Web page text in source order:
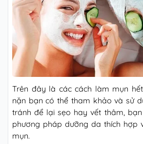
Trên đây là các cách làm mụn
nặn bạn có thể tham khảo và sử
tránh để lại sẹo hay vết thâm,
phương pháp dưỡng da thích hợp
mụn.